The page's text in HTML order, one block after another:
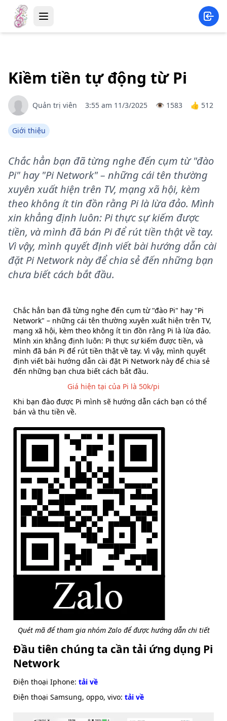
Kiềm tiền tự động từ Pi
Quản trị viên 3:55 am 11/3/2025 👁️ 1583 👍 512
Giới thiệu
Chắc hẳn bạn đã từng nghe đến cụm từ "đào
Pi" hay "Pi Network" – những cái tên thường
xuyên xuất hiện trên TV, mạng xã hội, kèm
theo không ít tin đồn rằng Pi là lừa đảo. Mình
xin khẳng định luôn: Pi thực sự kiếm được
tiền, và mình đã bán Pi để rút tiền thật về tay.
Vì vậy, mình quyết định viết bài hướng dẫn cài
đặt Pi Network này để chia sẻ đến những bạn
chưa biết cách bắt đầu.
Chắc hẳn bạn đã từng nghe đến cụm từ "đào Pi" hay "Pi
Network" – những cái tên thường xuyên xuất hiện trên TV,
mạng xã hội, kèm theo không ít tin đồn rằng Pi là lừa đảo.
Mình xin khẳng định luôn: Pi thực sự kiếm được tiền, và
mình đã bán Pi để rút tiền thật về tay. Vì vậy, mình quyết
định viết bài hướng dẫn cài đặt Pi Network này để chia sẻ
đến những bạn chưa biết cách bắt đầu.
Giá hiện tại của Pi là 50k/pi
Khi bạn đào được Pi mình sẽ hướng dẫn cách bạn có thể
bán và thu tiền về.
Quét mã để tham gia nhóm Zalo để được hướng dẫn chi tiết
Đầu tiên chúng ta cần tải ứng dụng Pi
Network
Điện thoại Iphone: tải về
Điện thoại Samsung, oppo, vivo: tải về